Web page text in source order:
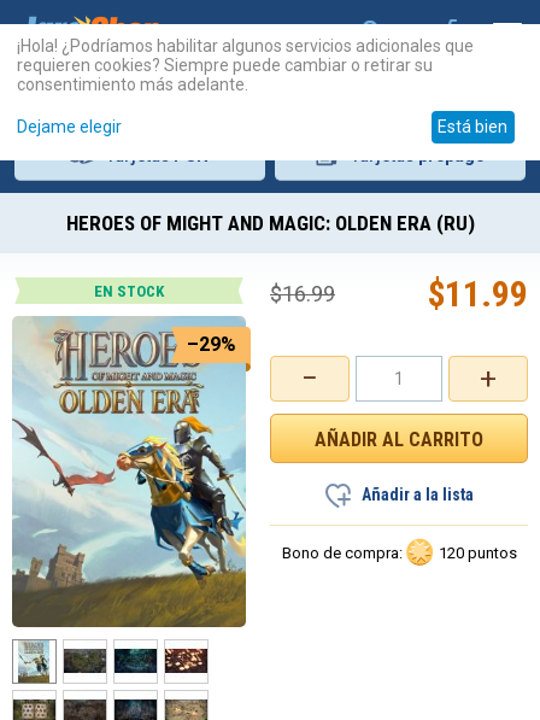
HEROES OF MIGHT AND MAGIC: OLDEN ERA (RU)
EN STOCK
–29%
+
−
$11.99
$16.99
Añadir a la lista
Bono de compra: 120 puntos
¡Hola! ¿Podríamos habilitar algunos servicios adicionales que
requieren cookies? Siempre puede cambiar o retirar su
consentimiento más adelante.
Dejame elegir Está bien